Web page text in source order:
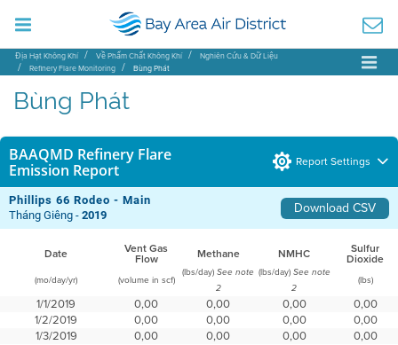
Địa Hạt Không Khí Về Phẩm Chất Không Khí
Nghiên Cứu & Dữ Liệu
Refinery Flare Monitoring
Bùng Phát
Bùng Phát
BAAQMD Refinery Flare
Emission Report
Report Settings
Phillips 66 Rodeo - Main Download CSV
Tháng Giêng -2019
Date Vent Gas
Flow Methane NMHC Sulfur
Dioxide
(mo/day/yr) (volume in scf)
(lbs/day) See note
2
(lbs/day) See note
2
(lbs)
1/1/2019 0,00 0,00 0,00
0,00
1/2/2019
0,00 0,00 0,00
0,00
1/3/2019
0,00 0,00 0,00
0,00